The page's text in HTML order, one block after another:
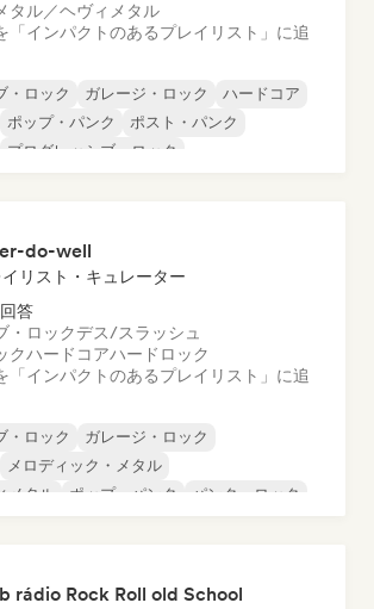
タル／ヘヴィメタル
「インパクトのあるプレイリスト」に追
・ロック ガレージ・ロック
ハードコア
ポップ・パンク
ポスト・パンク
プログレッシブ・ロック
do-well
リスト・キュレーター
答
・ロックデス/スラッシュ
クハードコアハードロック
「インパクトのあるプレイリスト」に追
・ロック
ガレージ・ロック
メロディック・メタル
メタル
ポップ・パンク
パンク・ロック
rádio Rock Roll old School